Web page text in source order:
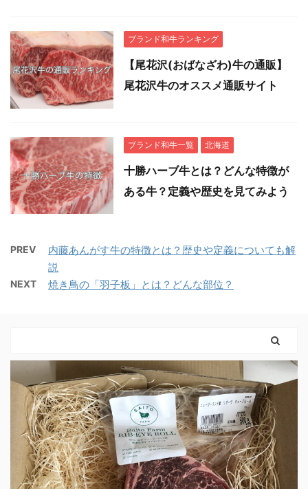
ブランド和牛ランキング
【尾花沢(おばなざわ)牛の通販】
尾花沢牛のオススメ通販サイト
ブランド和牛一覧 北海道
十勝ハーブ牛とは？どんな特徴が
ある牛？定義や歴史を見てみよう
PREV
内藤あんがす牛の特徴とは？歴史や定義についても解
説
NEXT 焼き鳥の「羽子板」とは？どんな部位？